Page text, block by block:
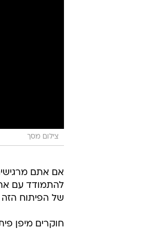
צילום מסך
אם אתם
להתמודד עם
של הפיתוח הזה
חוקרים מיפן